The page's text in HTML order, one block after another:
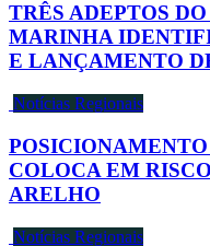
TRÊS ADEPTOS
MARINHA
E LANÇAMENTO
Notícias Regionais
COLOCA EM
ARELHO
Notícias Regionais